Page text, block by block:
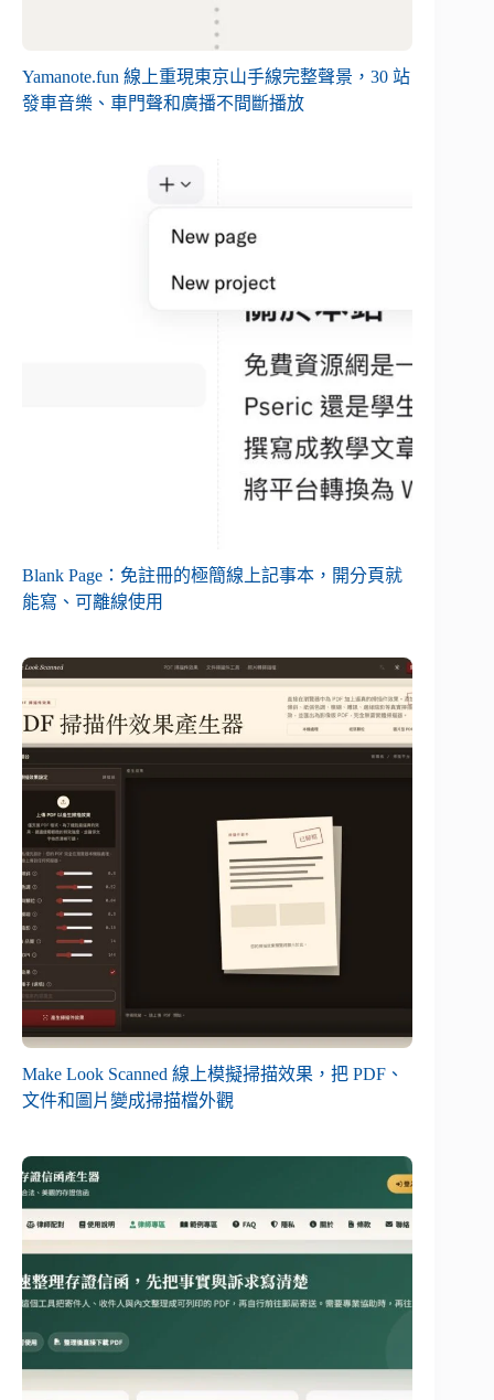
Yamanote.fun 線上重現東京山手線完整聲景，30 站
發車音樂、車門聲和廣播不間斷播放
Blank Page：免註冊的極簡線上記事本，開分頁就
能寫、可離線使用
Make Look Scanned 線上模擬掃描效果，把 PDF、
文件和圖片變成掃描檔外觀